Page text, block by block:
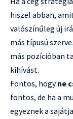
hiszel abban,
valószínűleg új
más típusú
más pozícióban
kihívást.
Fontos, hogyne
fontos, de ha a
egyeznek a